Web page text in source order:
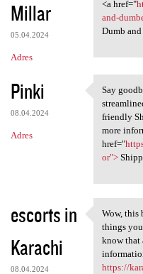
Millar
05.04.2024
Adres
<a href="
and-
Dumb
Pinki
08.04.2024
Adres
Say
Say
friendly
more
href="
or">
escorts in
Karachi
08.04.2024
Wow,
Wow, this
things
know that
https://